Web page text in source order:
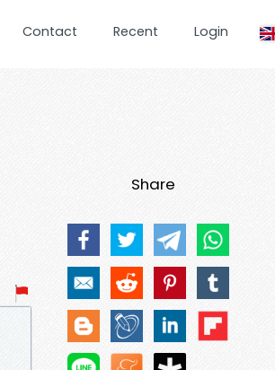
Contact Recent Login
Share